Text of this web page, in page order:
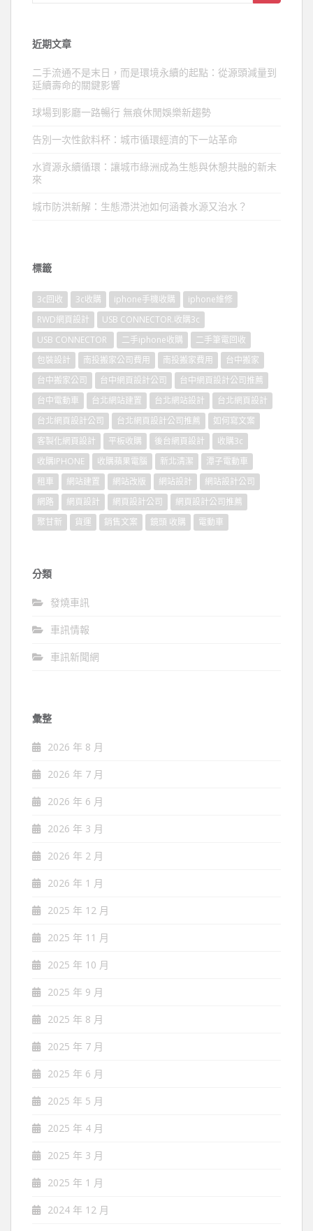
近期文章
二手流通不是末日，而是環境永續的起點：從源頭減量到
延續壽命的關鍵影響
球場到影廳一路暢行 無痕休閒娛樂新趨勢
告別一次性飲料杯：城市循環經濟的下一站革命
水資源永續循環：讓城市綠洲成為生態與休憩共融的新未
來
城市防洪新解：生態滯洪池如何涵養水源又治水？
標籤
3c回收 3c收購 iphone手機收購
iphone維修
RWD網頁設計
USB CONNECTOR.收購3c
USB CONNECTOR
二手iphone收購
二手筆電回收
包裝設計
南投搬家公司費用 南投搬家費用
台中搬家
台中搬家公司
台中網頁設計公司
台中網頁設計公司推薦
台中電動車
台北網站建置 台北網站設計
台北網頁設計
台北網頁設計公司
台北網頁設計公司推薦
如何寫文案
客製化網頁設計
平板收購 後台網頁設計
收購3c
收購IPHONE
收購蘋果電腦 新北清潔
潭子電動車
租車
網站建置 網站改版 網站設計
網站設計公司
網路
網頁設計 網頁設計公司
網頁設計公司推薦
聚甘新
貨運 銷售文案 鏡頭 收購 電動車
分類
發燒車訊
車訊情報
車訊新聞網
彙整
2026 年 8 月
2026 年 7 月
2026 年 6 月
2026 年 3 月
2026 年 2 月
2026 年 1 月
2025 年 12 月
2025 年 11 月
2025 年 10 月
2025 年 9 月
2025 年 8 月
2025 年 7 月
2025 年 6 月
2025 年 5 月
2025 年 4 月
2025 年 3 月
2025 年 1 月
2024 年 12 月